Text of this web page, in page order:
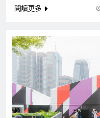
閱讀更多